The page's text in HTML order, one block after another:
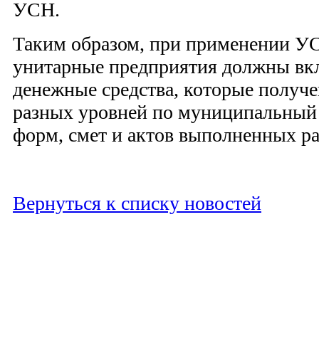
УСН.
Таким образом, при применении
унитарные предприятия должны
денежные средства, которые
разных уровней по муниципальный
форм, смет и актов выполненных
Вернуться к списку новостей